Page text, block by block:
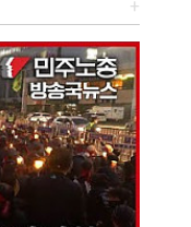
+